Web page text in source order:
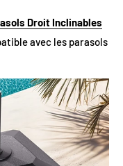
Droit Inclinables
avec les parasols